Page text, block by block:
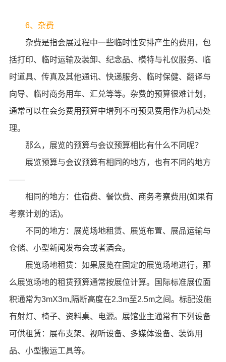
6、杂费
杂费是指会展过程中一些临时性安排产生的费用，包
括打印、临时运输及装卸、纪念品、模特与礼仪服务、临
时道具、传真及其他通讯、快递服务、临时保健、翻译与
向导、临时商务用车、汇兑等等。杂费的预算很难计划，
通常可以在会务费用预算中增列不可预见费用作为机动处
理。
那么，展览的预算与会议预算相比有什么不同呢？
展览预算与会议预算有相同的地方，也有不同的地方
——
相同的地方：住宿费、餐饮费、商务考察费用(如果有
考察计划的话)。
不同的地方：展览场地租赁、展览布置、展品运输与
仓储、小型新闻发布会或者酒会。
展览场地租赁：如果展览在固定的展览场地进行，那
么展览场地的租赁预算通常按展位计算。国际标准展位面
积通常为3mX3m,隔断高度在2.3m至2.5m之间。标配设施
有射灯、椅子、资料桌、电源。展馆业主通常有下列设备
可供租赁：展布支架、视听设备、多媒体设备、装饰用
品、小型搬运工具等。